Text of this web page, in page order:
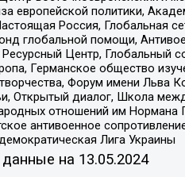
европейской политики,
Россия, Глобальная
глобальной помощи,
Центр, Глобальный
Германское общество
Форум имени Льва
Открытый диалог, Школа
отношений им
антивоенное
Лига Украины
данные на 13.05.2024